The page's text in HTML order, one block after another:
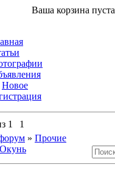
Ваша корзина пуста
Новое
1
1
» Прочие
Окунь